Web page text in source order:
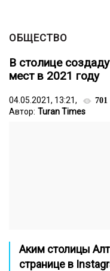
ОБЩЕСТВО
В столице
мест в 2021 году
04.05.2021, 13:21, 701
Автор: Turan Times
Аким столицы
странице в